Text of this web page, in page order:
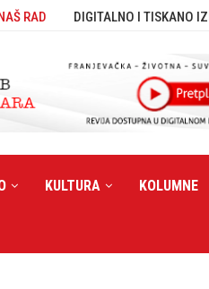
RAD DIGITALNO I TISKANO
KULTURA KOLUMNE